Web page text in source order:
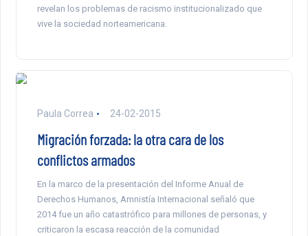
revelan los problemas de racismo institucionalizado que
vive la sociedad norteamericana.
Paula Correa 24-02-2015
Migración forzada: la otra cara de los
conflictos armados
En la marco de la presentación del Informe Anual de
Derechos Humanos, Amnistía Internacional señaló que
2014 fue un año catastrófico para millones de personas, y
criticaron la escasa reacción de la comunidad